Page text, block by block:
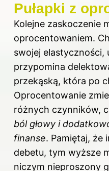
Pułapki z
Kolejne zaskoczenie
oprocentowaniem.
swojej elastyczności,
przypomina
przekąską, która po
Oprocentowanie
różnych czynników,
ból głowy i
finanse. Pamiętaj, że
debetu, tym wyższe
niczym nieproszony